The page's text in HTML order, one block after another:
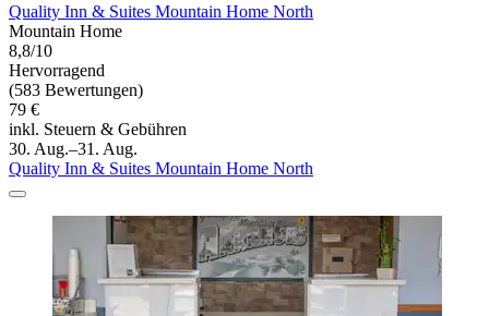
Quality Inn & Suites Mountain Home North
Mountain Home
8,8/10
Hervorragend
(583 Bewertungen)
79 €
inkl. Steuern & Gebühren
30. Aug.–31. Aug.
Quality Inn & Suites Mountain Home North